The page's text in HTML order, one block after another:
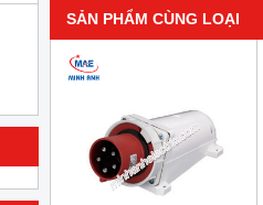
SẢN PHẨM CÙNG LOẠI